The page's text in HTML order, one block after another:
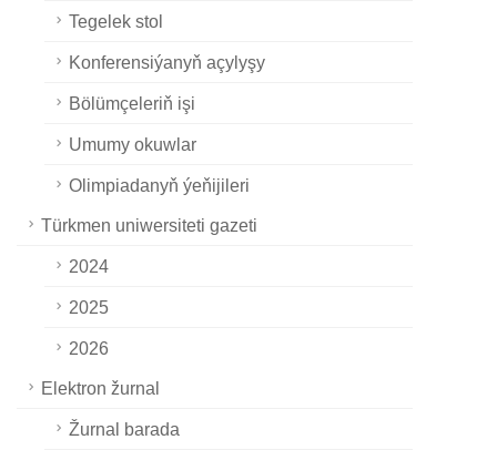
Tegelek stol
Konferensiýanyň açylyşy
Bölümçeleriň işi
Umumy okuwlar
Olimpiadanyň ýeňijileri
Türkmen uniwersiteti gazeti
2024
2025
2026
Elektron žurnal
Žurnal barada